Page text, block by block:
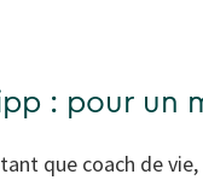
: pour un
que coach de